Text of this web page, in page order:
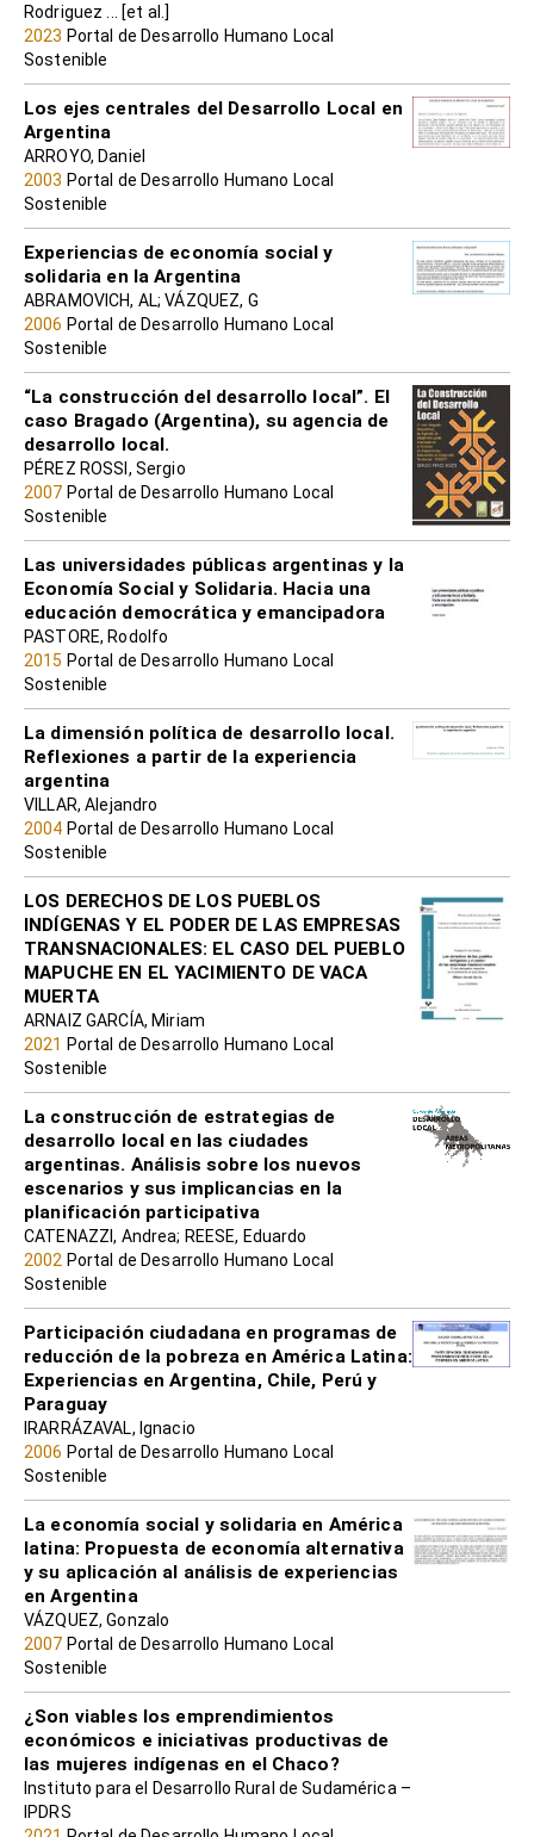
Rodriguez ... [et al.]
2023 Portal de Desarrollo Humano Local
Sostenible
Los ejes centrales del Desarrollo Local en
Argentina
ARROYO, Daniel
2003 Portal de Desarrollo Humano Local
Sostenible
Experiencias de economía social y
solidaria en la Argentina
ABRAMOVICH, AL; VÁZQUEZ, G
2006 Portal de Desarrollo Humano Local
Sostenible
“La construcción del desarrollo local”. El
caso Bragado (Argentina), su agencia de
desarrollo local.
PÉREZ ROSSI, Sergio
2007 Portal de Desarrollo Humano Local
Sostenible
Las universidades públicas argentinas y la
Economía Social y Solidaria. Hacia una
educación democrática y emancipadora
PASTORE, Rodolfo
2015 Portal de Desarrollo Humano Local
Sostenible
La dimensión política de desarrollo local.
Reflexiones a partir de la experiencia
argentina
VILLAR, Alejandro
2004 Portal de Desarrollo Humano Local
Sostenible
LOS DERECHOS DE LOS PUEBLOS
INDÍGENAS Y EL PODER DE LAS EMPRESAS
TRANSNACIONALES: EL CASO DEL PUEBLO
MAPUCHE EN EL YACIMIENTO DE VACA
MUERTA
ARNAIZ GARCÍA, Miriam
2021 Portal de Desarrollo Humano Local
Sostenible
La construcción de estrategias de
desarrollo local en las ciudades
argentinas. Análisis sobre los nuevos
escenarios y sus implicancias en la
planificación participativa
CATENAZZI, Andrea; REESE, Eduardo
2002 Portal de Desarrollo Humano Local
Sostenible
Participación ciudadana en programas de
reducción de la pobreza en América Latina:
Experiencias en Argentina, Chile, Perú y
Paraguay
IRARRÁZAVAL, Ignacio
2006 Portal de Desarrollo Humano Local
Sostenible
La economía social y solidaria en América
latina: Propuesta de economía alternativa
y su aplicación al análisis de experiencias
en Argentina
VÁZQUEZ, Gonzalo
2007 Portal de Desarrollo Humano Local
Sostenible
¿Son viables los emprendimientos
económicos e iniciativas productivas de
las mujeres indígenas en el Chaco?
Instituto para el Desarrollo Rural de Sudamérica –
IPDRS